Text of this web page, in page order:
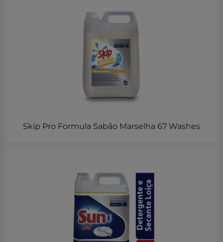
Skip Pro Formula Sabão Marselha 67 Washes